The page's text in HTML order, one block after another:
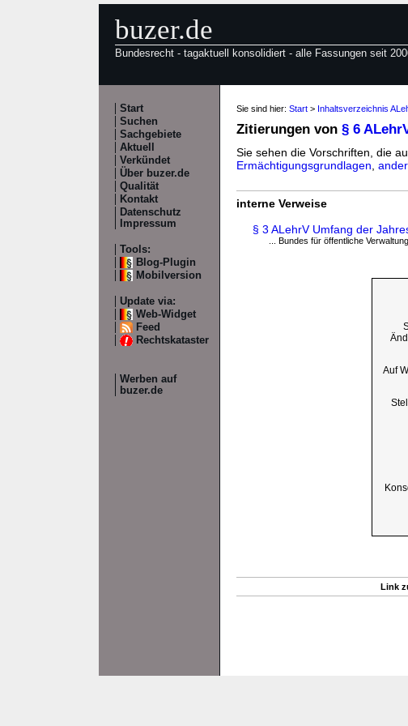
buzer.de
Bundesrecht - tagaktuell konsolidiert - alle Fassungen seit
Start
Suchen
Sachgebiete
Aktuell
Verkündet
Über buzer.de
Qualität
Kontakt
Datenschutz
Impressum
Tools:
Blog-Plugin
Mobilversion
Update via:
Web-Widget
Feed
Rechtskataster
Werben auf
buzer.de
Sie sind hier: Start > Inhaltsverzeichnis
Zitierungen von § 6
Sie sehen die Vorschriften, die
Ermächtigungsgrundlagen
interne Verweise
§ 3 ALehrV Umfang der
... Bundes für öffentliche
Auf
Link